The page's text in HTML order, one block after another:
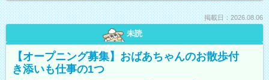
掲載日：2026.08.06
未読
【オープニング募集】おばあちゃんのお散歩付
き添いも仕事の1つ